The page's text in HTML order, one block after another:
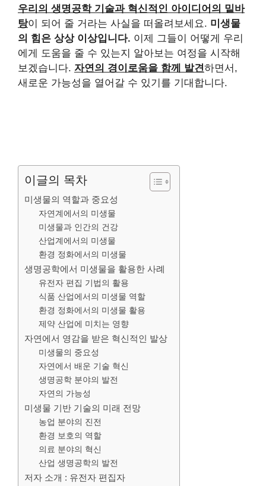
우리의 생명공학 기술과 혁신적인 아이디어의 밑바
탕이 되어 줄 거라는 사실을 떠올려보세요. 미생물
의 힘은 상상 이상입니다. 이제 그들이 어떻게 우리
에게 도움을 줄 수 있는지 알아보는 여정을 시작해
보겠습니다. 자연의 경이로움을 함께 발견 하면서,
새로운 가능성을 열어갈 수 있기를 기대합니다.
이글의 목차
미생물의 역할과 중요성
자연계에서의 미생물
미생물과 인간의 건강
산업계에서의 미생물
환경 정화에서의 미생물
생명공학에서 미생물을 활용한 사례
유전자 편집 기법의 활용
식품 산업에서의 미생물 역할
환경 정화에서의 미생물 활용
제약 산업에 미치는 영향
자연에서 영감을 받은 혁신적인 발상
미생물의 중요성
자연에서 배운 기술 혁신
생명공학 분야의 발전
자연의 가능성
미생물 기반 기술의 미래 전망
농업 분야의 진전
환경 보호의 역할
의료 분야의 혁신
산업 생명공학의 발전
저자 소개 : 유전자 편집자